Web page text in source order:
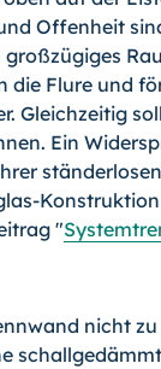
Offenheit
großzügiges
die Flure und
Gleichzeitig
Ein
ständerlosen
"
nicht